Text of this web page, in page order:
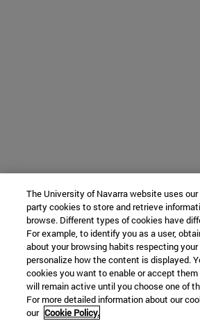
The University of Navarra website uses
party cookies to store and retrieve
browse. Different types of cookies have
For example, to identify you as a user,
about your browsing habits respecting your
personalize how the content is displayed.
cookies you want to enable or accept them
will remain active until you choose one of
For more detailed information about our
our Cookie Policy.